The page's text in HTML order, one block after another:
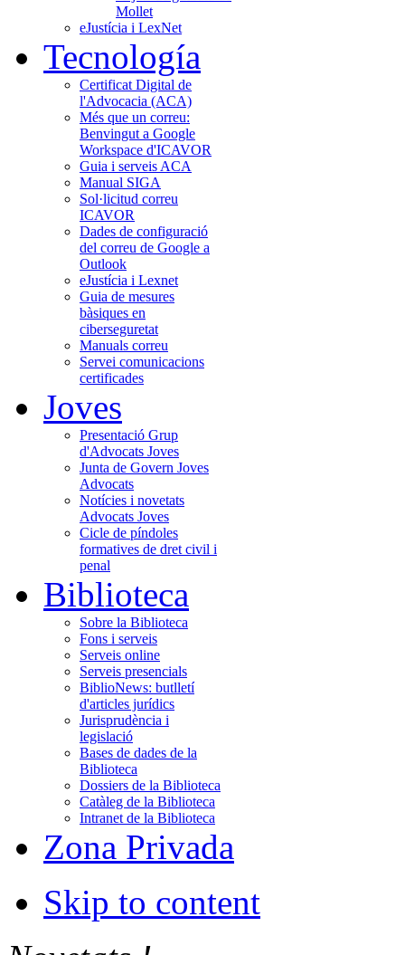
Mollet
eJustícia i LexNet
Tecnología
Certificat Digital de
l'Advocacia (ACA)
Més que un correu:
Benvingut a Google
Workspace d'ICAVOR
Guia i serveis ACA
Manual SIGA
Sol·licitud correu
ICAVOR
Dades de configuració
del correu de Google a
Outlook
eJustícia i Lexnet
Guia de mesures
bàsiques en
ciberseguretat
Manuals correu
Servei comunicacions
certificades
Joves
Presentació Grup
d'Advocats Joves
Junta de Govern Joves
Advocats
Notícies i novetats
Advocats Joves
Cicle de píndoles
formatives de dret civil i
penal
Biblioteca
Sobre la Biblioteca
Fons i serveis
Serveis online
Serveis presencials
BiblioNews: butlletí
d'articles jurídics
Jurisprudència i
legislació
Bases de dades de la
Biblioteca
Dossiers de la Biblioteca
Catàleg de la Biblioteca
Intranet de la Biblioteca
Zona Privada
Skip to content